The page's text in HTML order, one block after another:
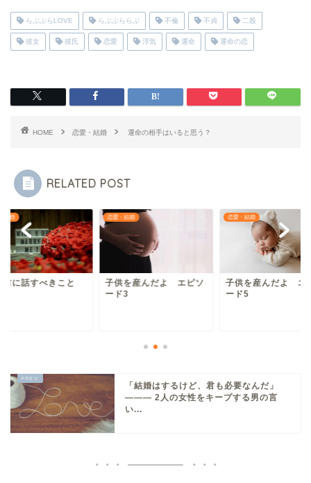
らぶぶらLOVE らぶぶららぶ 不倫 不貞 二股
彼女 彼氏 恋愛 浮気 運命 運命の恋
HOME 恋愛・結婚 運命の相手はいると思う？
RELATED POST
結婚
前に話すべきこと
恋愛・結婚
子供を産んだよ エピソ
ード3
恋愛・結婚
子供を産んだよ エ
ード5
「結婚はするけど、君も必要なんだ」
——— 2人の女性をキープする男の言
い...